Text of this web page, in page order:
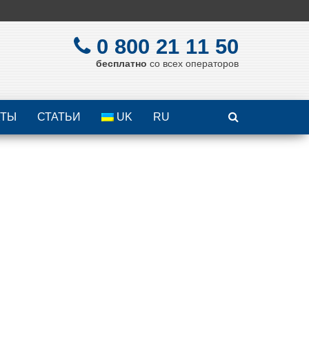
0 800 21 11 50
бесплатно со всех операторов
СТАТЬИ UK RU